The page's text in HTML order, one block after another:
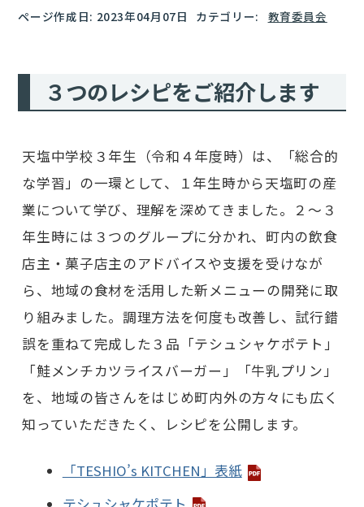
ページ作成日: 2023年04月07日
カテゴリー: 教育委員会
３つのレシピをご紹介します
天塩中学校３年生（令和４年度時）は、「総合的
な学習」の一環として、１年生時から天塩町の産
業について学び、理解を深めてきました。２～３
年生時には３つのグループに分かれ、町内の飲食
店主・菓子店主のアドバイスや支援を受けなが
ら、地域の食材を活用した新メニューの開発に取
り組みました。調理方法を何度も改善し、試行錯
誤を重ねて完成した３品「テシュシャケポテト」
「鮭メンチカツライスバーガー」「牛乳プリン」
を、地域の皆さんをはじめ町内外の方々にも広く
知っていただきたく、レシピを公開します。
「TESHIO’s KITCHEN」表紙